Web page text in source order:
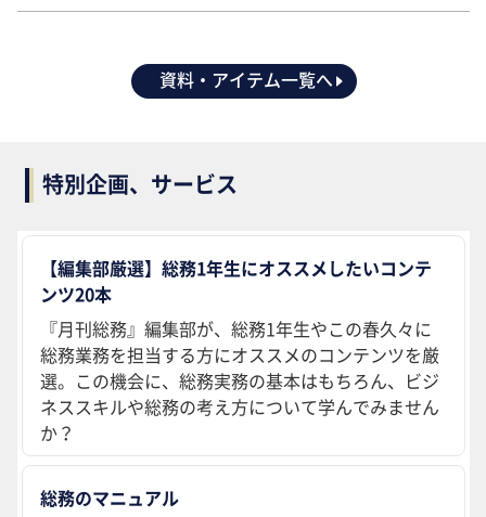
資料・アイテム一覧へ
特別企画、サービス
【編集部厳選】総務1年生にオススメしたいコンテ
ンツ20本
『月刊総務』編集部が、総務1年生やこの春久々に
総務業務を担当する方にオススメのコンテンツを厳
選。この機会に、総務実務の基本はもちろん、ビジ
ネススキルや総務の考え方について学んでみません
か？
総務のマニュアル